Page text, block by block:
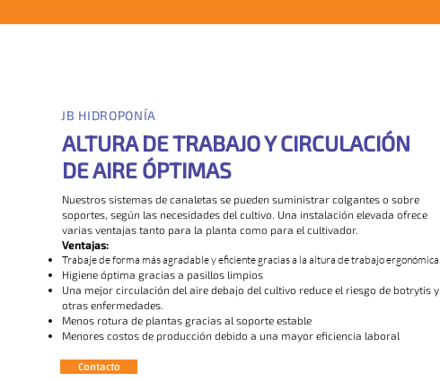
JB HIDROPONÍA
ALTURA DE TRABAJO Y CIRCULACIÓN
DE AIRE ÓPTIMAS
Nuestros sistemas de canaletas se pueden suministrar colgantes o sobre
soportes, según las necesidades del cultivo. Una instalación elevada ofrece
varias ventajas tanto para la planta como para el cultivador.
Ventajas:
Trabaje de forma más agradable y eficiente gracias a la altura de trabajo ergonómica
Higiene óptima gracias a pasillos limpios
Una mejor circulación del aire debajo del cultivo reduce el riesgo de botrytis y
otras enfermedades.
Menos rotura de plantas gracias al soporte estable
Menores costos de producción debido a una mayor eficiencia laboral
Contacto